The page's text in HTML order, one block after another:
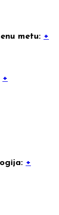
metu: +
+
+